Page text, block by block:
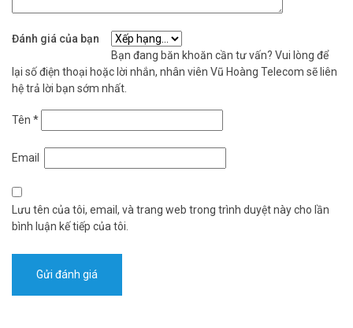
Đánh giá của bạn
Bạn đang băn khoăn cần tư vấn? Vui lòng để
lại số điện thoại hoặc lời nhắn, nhân viên Vũ Hoàng Telecom sẽ liên
hệ trả lời bạn sớm nhất.
Tên *
Email
Lưu tên của tôi, email, và trang web trong trình duyệt này cho lần
bình luận kế tiếp của tôi.